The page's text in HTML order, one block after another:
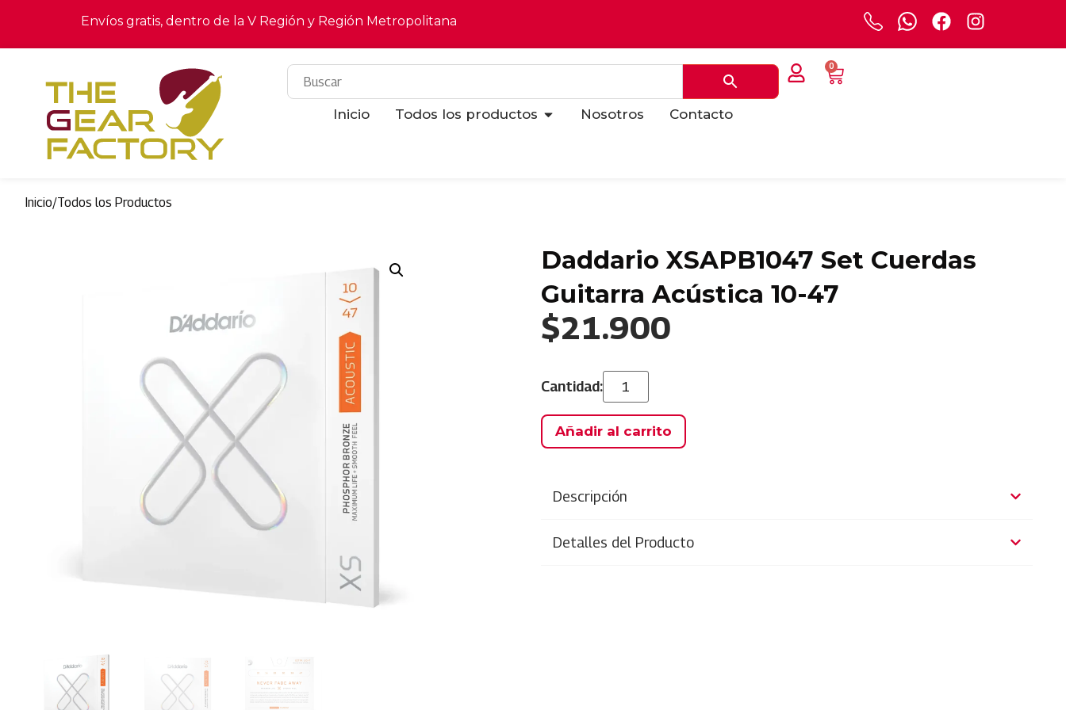
Envíos gratis, dentro de la V Región y Región Metropolitana
Inicio Todos los productos Nosotros Contacto
0
Inicio/Todos los Productos
Daddario XSAPB1047 Set Cuerdas
Guitarra Acústica 10-47
$21.900
Añadir al carrito
Descripción
Detalles del Producto